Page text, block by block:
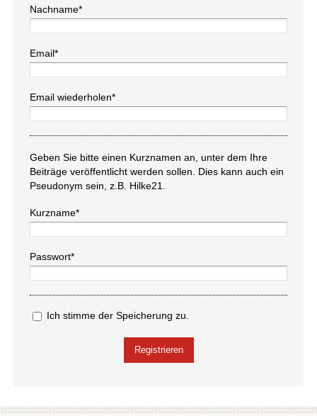
Nachname*
Email*
Email wiederholen*
Geben Sie bitte einen Kurznamen an, unter dem Ihre
Beiträge veröffentlicht werden sollen. Dies kann auch ein
Pseudonym sein, z.B. Hilke21.
Kurzname*
Passwort*
Ich stimme der Speicherung zu.